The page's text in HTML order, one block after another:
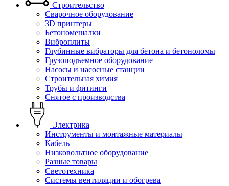
Строительство
Сварочное оборудование
3D принтеры
Бетономешалки
Виброплиты
Глубинные вибраторы для бетона и бетоноломы
Грузоподъемное оборудование
Насосы и насосные станции
Строительная химия
Трубы и фитинги
Снятое с производства
Электрика
Инструменты и монтажные материалы
Кабель
Низковольтное оборудование
Разные товары
Светотехника
Системы вентиляции и обогрева